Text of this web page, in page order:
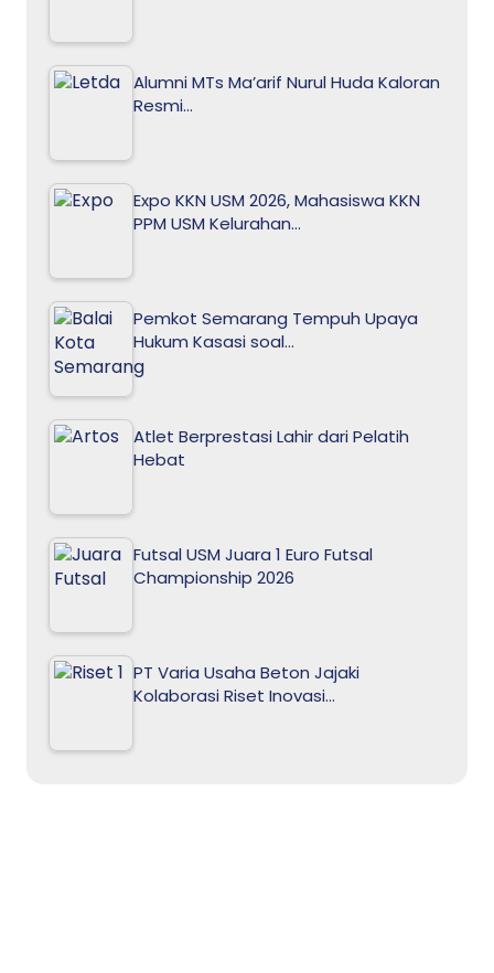
Alumni MTs Ma’arif Nurul Huda Kaloran
Resmi…
Expo KKN USM 2026, Mahasiswa KKN
PPM USM Kelurahan…
Pemkot Semarang Tempuh Upaya
Hukum Kasasi soal…
Atlet Berprestasi Lahir dari Pelatih
Hebat
Futsal USM Juara 1 Euro Futsal
Championship 2026
PT Varia Usaha Beton Jajaki
Kolaborasi Riset Inovasi…